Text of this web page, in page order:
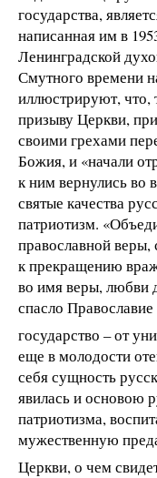
государства,
написанная им в
Ленинградской
Смутного времени
иллюстрируют, что,
призыву Церкви,
своими грехами
Божия, и «начали
к ним вернулись во
святые качества
патриотизм.
православной веры,
к прекращению
во имя веры, любви
спасло Православие
государство – от
еще в молодости
себя сущность
явилась и основою
патриотизма,
мужественную
Церкви, о чем